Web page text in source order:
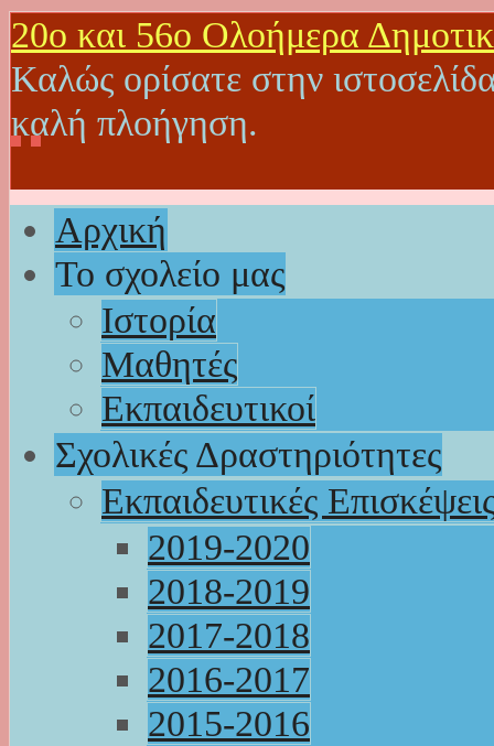
20o και 56ο Ολοήμερα
Καλώς ορίσατε στην
καλή πλοήγηση.
Αρχική
Το σχολείο μας
Ιστορία
Μαθητές
Εκπαιδευτικοί
Σχολικές Δραστηριότητες
Εκπαιδευτικές
2019-2020
2018-2019
2017-2018
2016-2017
2015-2016